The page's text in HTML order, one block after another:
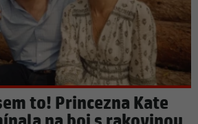
to! Princezna Kate